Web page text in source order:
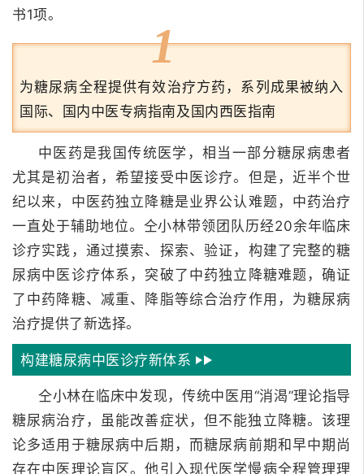
书1项。
1
为糖尿病全程提供有效治疗方药，系列成果被纳入
国际、国内中医专病指南及国内西医指南
中医药是我国传统医学，相当一部分糖尿病患者
尤其是初治者，希望接受中医诊疗。 但是，近半个世
纪以来，中医药独立降糖是业界公认难题，中药治疗
一直处于辅助地位。 仝小林带领团队历经20余年临床
诊疗实践，通过摸索、探索、验证，构建了完整的糖
尿病中医诊疗体系，突破了中药独立降糖难题，确证
了中药降糖、减重、降脂等综合治疗作用，为糖尿病
治疗提供了新选择。
构建糖尿病中医诊疗新体系
仝小林在临床中发现，传统中医用“消渴”理论指导
糖尿病治疗，虽能改善症状，但不能独立降糖。该理
论多适用于糖尿病中后期，而糖尿病前期和早中期尚
存在中医理论盲区。他引入现代医学慢病全程管理理